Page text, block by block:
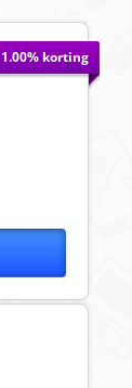
1.00% korting